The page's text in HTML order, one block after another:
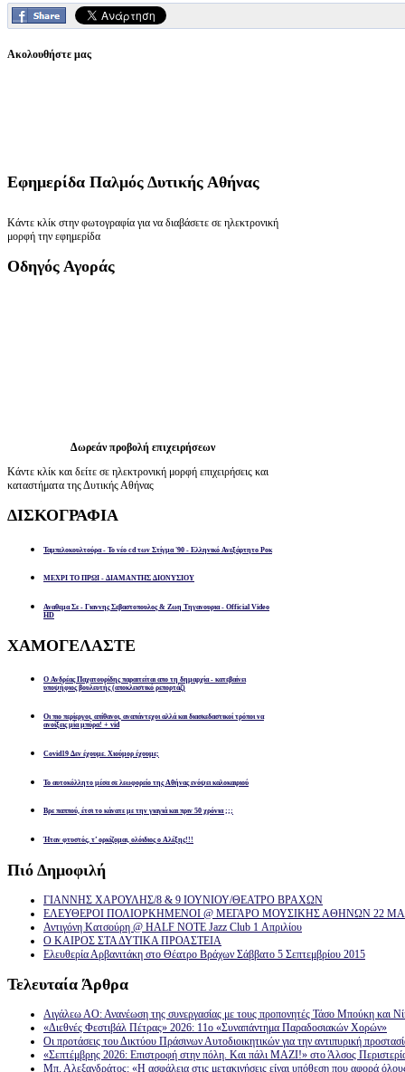
Ακολουθήστε μας
Εφημερίδα Παλμός Δυτικής Αθήνας
Κάντε κλίκ στην φωτογραφία για να διαβάσετε σε ηλεκτρονική
μορφή την εφημερίδα
Οδηγός Αγοράς
Δωρεάν προβολή επιχειρήσεων
Κάντε κλίκ και δείτε σε ηλεκτρονική μορφή επιχειρήσεις και
καταστήματα της Δυτικής Αθήνας
ΔΙΣΚΟΓΡΑΦΙΑ
Ταμπελοκουλτούρα - Το νέο cd των Στίγμα '90 - Ελληνικό Ανεξάρτητο Ροκ
ΜΕΧΡΙ ΤΟ ΠΡΩΙ - ΔΙΑΜΑΝΤΗΣ ΔΙΟΝΥΣΙΟΥ
Αναθεμα Σε - Γιαννης Σεβαστοπουλος & Ζωη Τηγανουρια - Official Video
HD
ΧΑΜΟΓΕΛΑΣΤΕ
Ο Ανδρέας Παχατουρίδης παραιτείται απο τη δημαρχία - κατεβαίνει
υποψήφιος βουλευτής (αποκλειστικό ρεπορτάζ)
Οι πιο περίεργοι, απίθανοι, αναπάντεχοι αλλά και διασκεδαστικοί τρόποι να
ανοίξεις μία μπύρα! + vid
Covid19 Δεν έχουμε. Χιούμορ έχουμε;
Το αυτοκόλλητο μέσα σε λεωφορείο της Αθήνας ενόψει καλοκαιριού
Βρε παππού, έτσι το κάνατε με την γιαγιά και πριν 50 χρόνια ;;;
Ήταν φτυστός, τ’ ορκίζομαι, ολόιδιος ο Αλέξης!!!
Πιό Δημοφιλή
ΓΙΑΝΝΗΣ ΧΑΡΟΥΛΗΣ/8 & 9 ΙΟΥΝΙΟΥ/ΘΕΑΤΡΟ ΒΡΑΧΩΝ
ΕΛΕΥΘΕΡΟΙ ΠΟΛΙΟΡΚΗΜΕΝΟΙ @ ΜΕΓΑΡΟ ΜΟΥΣΙΚΗΣ ΑΘΗΝΩΝ 22
Αντιγόνη Κατσούρη @ HALF NOTE Jazz Club 1 Απριλίου
Ο ΚΑΙΡΟΣ ΣΤΑ ΔΥΤΙΚΑ ΠΡΟΑΣΤΕΙΑ
Ελευθερία Αρβανιτάκη στο Θέατρο Βράχων Σάββατο 5 Σεπτεμβρίου 2015
Τελευταία Άρθρα
Αιγάλεω ΑΟ: Ανανέωση της συνεργασίας με τους προπονητές Τάσο Μπούκη και
«Διεθνές Φεστιβάλ Πέτρας» 2026: 11ο «Συναπάντημα Παραδοσιακών Χορών»
Οι προτάσεις του Δικτύου Πράσινων Αυτοδιοικητικών για την αντιπυρική
«Σεπτέμβρης 2026: Επιστροφή στην πόλη. Και πάλι ΜΑΖΙ!» στο Άλσος
Μπ. Αλεξανδράτος: «Η ασφάλεια στις μετακινήσεις είναι υπόθεση που αφορά